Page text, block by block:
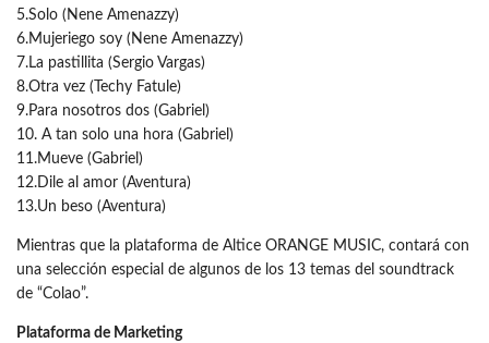
5.Solo (Nene Amenazzy)
6.Mujeriego soy (Nene Amenazzy)
7.La pastillita (Sergio Vargas)
8.Otra vez (Techy Fatule)
9.Para nosotros dos (Gabriel)
10. A tan solo una hora (Gabriel)
11.Mueve (Gabriel)
12.Dile al amor (Aventura)
13.Un beso (Aventura)
Mientras que la plataforma de Altice ORANGE MUSIC, contará con
una selección especial de algunos de los 13 temas del soundtrack
de “Colao”.
Plataforma de Marketing